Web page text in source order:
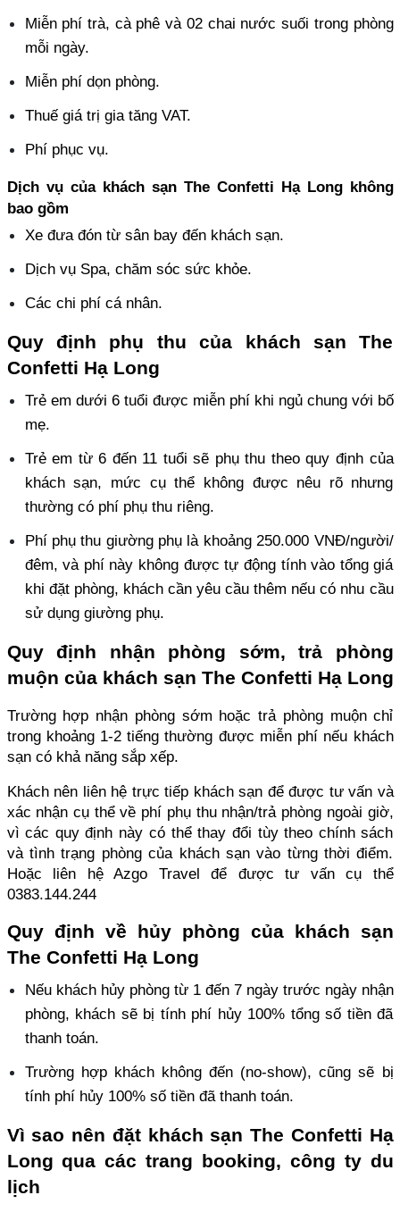
Miễn phí trà, cà phê và 02 chai nước suối trong phòng
mỗi ngày.
Miễn phí dọn phòng.
Thuế giá trị gia tăng VAT.
Phí phục vụ.
Dịch vụ của khách sạn The Confetti Hạ Long không
bao gồm
Xe đưa đón từ sân bay đến khách sạn.
Dịch vụ Spa, chăm sóc sức khỏe.
Các chi phí cá nhân.
Quy định phụ thu của khách sạn The
Confetti Hạ Long
Trẻ em dưới 6 tuổi được miễn phí khi ngủ chung với bố
mẹ.
Trẻ em từ 6 đến 11 tuổi sẽ phụ thu theo quy định của
khách sạn, mức cụ thể không được nêu rõ nhưng
thường có phí phụ thu riêng.
Phí phụ thu giường phụ là khoảng 250.000 VNĐ/người/
đêm, và phí này không được tự động tính vào tổng giá
khi đặt phòng, khách cần yêu cầu thêm nếu có nhu cầu
sử dụng giường phụ.
Quy định nhận phòng sớm, trả phòng
muộn của khách sạn The Confetti Hạ Long
Trường hợp nhận phòng sớm hoặc trả phòng muộn chỉ
trong khoảng 1-2 tiếng thường được miễn phí nếu khách
sạn có khả năng sắp xếp.
Khách nên liên hệ trực tiếp khách sạn để được tư vấn và
xác nhận cụ thể về phí phụ thu nhận/trả phòng ngoài giờ,
vì các quy định này có thể thay đổi tùy theo chính sách
và tình trạng phòng của khách sạn vào từng thời điểm.
Hoặc liên hệ Azgo Travel để được tư vấn cụ thể
0383.144.244
Quy định về hủy phòng của khách sạn
The Confetti Hạ Long
Nếu khách hủy phòng từ 1 đến 7 ngày trước ngày nhận
phòng, khách sẽ bị tính phí hủy 100% tổng số tiền đã
thanh toán.
Trường hợp khách không đến (no-show), cũng sẽ bị
tính phí hủy 100% số tiền đã thanh toán.
Vì sao nên đặt khách sạn The Confetti Hạ
Long qua các trang booking, công ty du
lịch